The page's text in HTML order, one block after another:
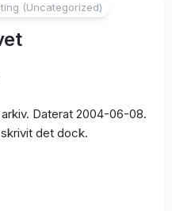
(Uncategorized)
Daterat 2004-06-08.
det dock.